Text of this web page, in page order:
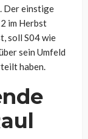
Der einstige
im Herbst
soll S04 wie
sein Umfeld
haben.